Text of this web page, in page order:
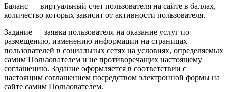
Баланс — виртуальный счет пользователя на сайте в баллах,
количество которых зависит от активности пользователя.
Задание — заявка пользователя на оказание услуг по
размещению, изменению информации на страницах
пользователей в социальных сетях на условиях, определяемых
самим Пользователем и не противоречащих настоящему
соглашению. Задание оформляется в соответствии с
настоящим соглашением посредством электронной формы на
сайте самим Пользователем.